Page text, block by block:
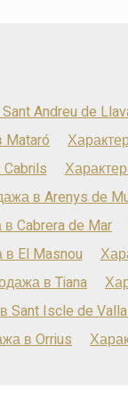
Andreu de
Mataró
в Arenys de
Cabrera de Mar
El Masnou
в Tiana
Sant Iscle de
в Orrius